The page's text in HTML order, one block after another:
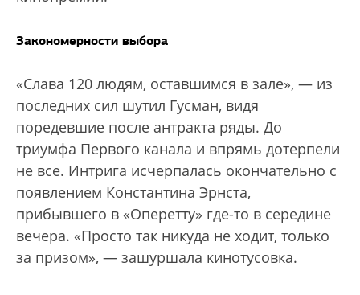
Закономерности выбора
«Слава 120 людям, оставшимся в зале», — из
последних сил шутил Гусман, видя
поредевшие после антракта ряды. До
триумфа Первого канала и впрямь дотерпели
не все. Интрига исчерпалась окончательно с
появлением Константина Эрнста,
прибывшего в «Оперетту» где-то в середине
вечера. «Просто так никуда не ходит, только
за призом», — зашуршала кинотусовка.